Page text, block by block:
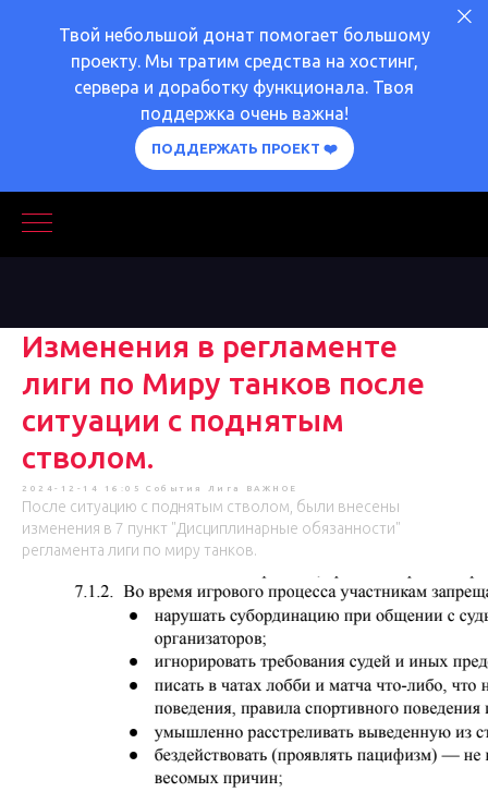
Твой небольшой донат помогает большому
проекту. Мы тратим средства на хостинг,
сервера и доработку функционала. Твоя
поддержка очень важна!
ПОДДЕРЖАТЬ ПРОЕКТ ❤️
Изменения в регламенте
лиги по Миру танков после
ситуации с поднятым
стволом.
2024-12-14 16:05 События Лига ВАЖНОЕ
После ситуацию с поднятым стволом, были внесены
изменения в 7 пункт "Дисциплинарные обязанности"
регламента лиги по миру танков.